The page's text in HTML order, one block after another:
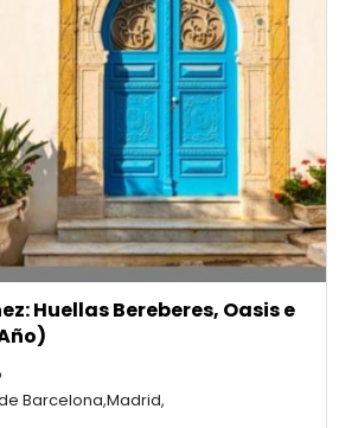
Huellas Bereberes, Oasis e
Barcelona,Madrid,